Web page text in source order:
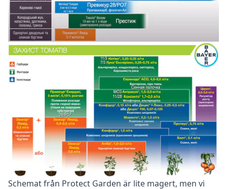
Schemat från Protect Garden är lite magert, men vi